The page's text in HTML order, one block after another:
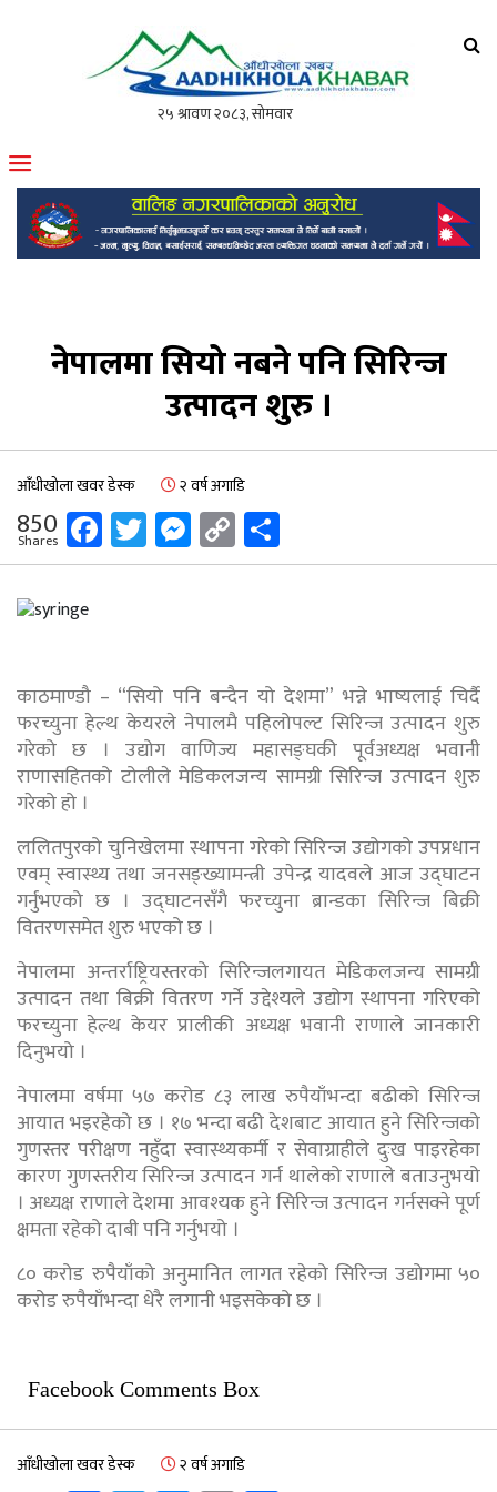
मोफसलकै लोकप्रिय अनलाइन पत्रिका
नेपालमा सियो नबने पनि सिरिन्ज
उत्पादन शुरु ।
आँधीखोला खवर डेस्क २ वर्ष अगाडि
850
Shares Facebook
Twitter
Messenger
Copy
Link
काठमाण्डौ – “सियो पनि बन्दैन यो देशमा” भन्ने भाष्यलाई चिर्दै
फरच्युना हेल्थ केयरले नेपालमै पहिलोपल्ट सिरिन्ज उत्पादन शुरु
गरेको छ । उद्योग वाणिज्य महासङ्घकी पूर्वअध्यक्ष भवानी
राणासहितको टोलीले मेडिकलजन्य सामग्री सिरिन्ज उत्पादन शुरु
गरेको हो ।
ललितपुरको चुनिखेलमा स्थापना गरेको सिरिन्ज उद्योगको उपप्रधान
एवम् स्वास्थ्य तथा जनसङ्ख्यामन्त्री उपेन्द्र यादवले आज उद्घाटन
गर्नुभएको छ । उद्घाटनसँगै फरच्युना ब्रान्डका सिरिन्ज बिक्री
वितरणसमेत शुरु भएको छ ।
नेपालमा अन्तर्राष्ट्रियस्तरको सिरिन्जलगायत मेडिकलजन्य सामग्री
उत्पादन तथा बिक्री वितरण गर्ने उद्देश्यले उद्योग स्थापना गरिएको
फरच्युना हेल्थ केयर प्रालीकी अध्यक्ष भवानी राणाले जानकारी
दिनुभयो ।
नेपालमा वर्षमा ५७ करोड ८३ लाख रुपैयाँभन्दा बढीको सिरिन्ज
आयात भइरहेको छ । १७ भन्दा बढी देशबाट आयात हुने सिरिन्जको
गुणस्तर परीक्षण नहुँदा स्वास्थ्यकर्मी र सेवाग्राहीले दुःख पाइरहेका
कारण गुणस्तरीय सिरिन्ज उत्पादन गर्न थालेको राणाले बताउनुभयो
। अध्यक्ष राणाले देशमा आवश्यक हुने सिरिन्ज उत्पादन गर्नसक्ने पूर्ण
क्षमता रहेको दाबी पनि गर्नुभयो ।
८० करोड रुपैयाँको अनुमानित लागत रहेको सिरिन्ज उद्योगमा ५०
करोड रुपैयाँभन्दा धेरै लगानी भइसकेको छ ।
Facebook Comments Box
आँधीखोला खवर डेस्क २ वर्ष अगाडि